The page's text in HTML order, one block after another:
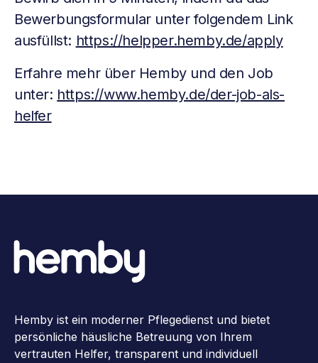
Bewerbungsformular unter folgendem Link
ausfüllst: https://helpper.hemby.de/apply
Erfahre mehr über Hemby und den Job
unter: https://www.hemby.de/der-job-als-
helfer
Hemby ist ein moderner Pflegedienst und bietet
persönliche häusliche Betreuung von Ihrem
vertrauten Helfer, transparent und individuell